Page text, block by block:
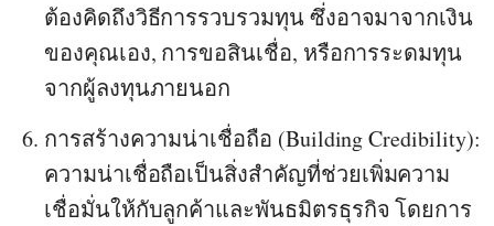
ต้องคิดถึงวิธีการรวบรวมทุน ซึ่งอาจมาจากเงิน
ของคุณเอง, การขอสินเชื่อ, หรือการระดมทุน
จากผู้ลงทุนภายนอก
การสร้างความน่าเชื่อถือ (Building Credibility):
ความน่าเชื่อถือเป็นสิ่งสำคัญที่ช่วยเพิ่มความ
เชื่อมั่นให้กับลูกค้าและพันธมิตรธุรกิจ โดยการ